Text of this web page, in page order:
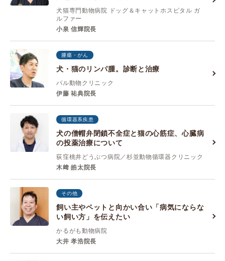
犬猫専門動物病院 ドッグ＆キャットホスピタル ガ
ルファー
小泉 信輝院長
腫瘍・がん
犬・猫のリンパ腫。診断と治療
パル動物クリニック
伊藤 祐典院長
循環器系疾患
犬の僧帽弁閉鎖不全症と猫の心筋症、心臓病
の投薬治療について
荻窪桃井どうぶつ病院／杉並動物循環器クリニック
木﨑 皓太院長
その他
飼い主やペットと向かい合い「病気にならな
い飼い方」を伝えたい
かるがも動物病院
大井 孝浩院長